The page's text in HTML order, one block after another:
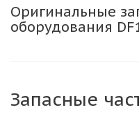
Оригинальные
оборудования
Запасные